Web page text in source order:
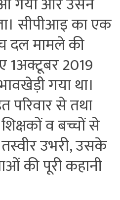
सीपीआइ का एक
दल मामले की
1अक्टूबर 2019
गया था।
परिवार से तथा
व बच्चों से
उभरी, उसके
की पूरी कहानी